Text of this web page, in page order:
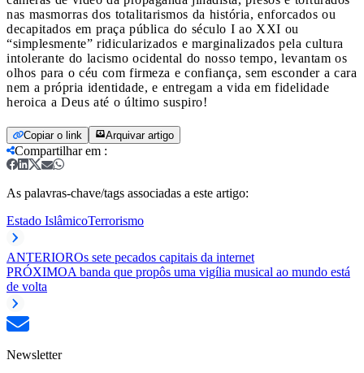
nas masmorras dos totalitarismos da história, enforcados ou
decapitados em praça pública do século I ao XXI ou
“simplesmente” ridicularizados e marginalizados pela cultura
intolerante do lacismo ocidental do nosso tempo, levantam os
olhos para o céu com firmeza e confiança, sem esconder a cara
nem a própria identidade, e entregam a vida em fidelidade
heroica a Deus até o último suspiro!
Copiar o link Arquivar artigo
Compartilhar em :
As palavras-chave/tags associadas a este artigo:
Estado IslâmicoTerrorismo
ANTERIOROs sete pecados capitais da internet
PRÓXIMOA banda que propôs uma vigília musical ao mundo está
de volta
Newsletter